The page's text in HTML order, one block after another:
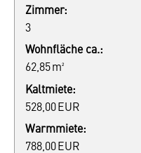
Zimmer:
3
Wohnfläche ca.:
62,85 m²
Kaltmiete:
528,00 EUR
Warmmiete:
788,00 EUR